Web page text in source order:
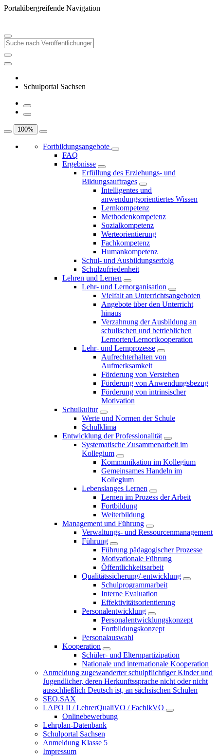
Portalübergreifende Navigation
Schulportal Sachsen
100%
Fortbildungsangebote
FAQ
Ergebnisse
Erfüllung des Erziehungs- und
Bildungsauftrages
Intelligentes und
anwendungsorientiertes Wissen
Lernkompetenz
Methodenkompetenz
Sozialkompetenz
Werteorientierung
Fachkompetenz
Humankompetenz
Schul- und Ausbildungserfolg
Schulzufriedenheit
Lehren und Lernen
Lehr- und Lernorganisation
Vielfalt an Unterrichtsangeboten
Angebote über den Unterricht
hinaus
Verzahnung der Ausbildung an
schulischen und betrieblichen
Lernorten/Lernortkooperation
Lehr- und Lernprozesse
Aufrechterhalten von
Aufmerksamkeit
Förderung von Verstehen
Förderung von Anwendungsbezug
Förderung von intrinsischer
Motivation
Schulkultur
Werte und Normen der Schule
Schulklima
Entwicklung der Professionalität
Systematische Zusammenarbeit im
Kollegium
Kommunikation im Kollegium
Gemeinsames Handeln im
Kollegium
Lebenslanges Lernen
Lernen im Prozess der Arbeit
Fortbildung
Weiterbildung
Management und Führung
Verwaltungs- und Ressourcenmanagement
Führung
Führung pädagogischer Prozesse
Motivationale Führung
Öffentlichkeitsarbeit
Qualitätssicherung/-entwicklung
Schulprogrammarbeit
Interne Evaluation
Effektivitätsorientierung
Personalentwicklung
Personalentwicklungskonzept
Fortbildungskonzept
Personalauswahl
Kooperation
Schüler- und Elternpartizipation
Nationale und internationale Kooperation
Anmeldung zugewanderter schulpflichtiger Kinder und
Jugendlicher, deren Herkunftssprache nicht oder nicht
ausschließlich Deutsch ist, an sächsischen Schulen
SEO.SAX
LAPO II / LehrerQualiVO / FachlkVO
Onlinebewerbung
Lehrplan-Datenbank
Schulportal Sachsen
Anmeldung Klasse 5
Impressum